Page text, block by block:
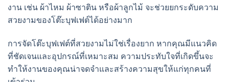
งาน เช่น ผ้าไหม ผ้าซาติน หรือผ้าลูกไม้ จะช่วยยกระดับความ
สวยงามของโต๊ะบุฟเฟต์ได้อย่างมาก
การจัดโต๊ะบุฟเฟต์ที่สวยงามไม่ใช่เรื่องยาก หากคุณมีแนวคิด
ที่ชัดเจนและอุปกรณ์ที่เหมาะสม ความประทับใจที่เกิดขึ้นจะ
ทำให้งานของคุณน่าจดจำและสร้างความสุขให้แก่ทุกคนที่